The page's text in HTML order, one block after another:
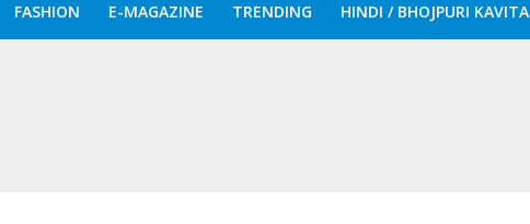
FASHION E-MAGAZINE TRENDING HINDI / BHOJPURI KAVITA